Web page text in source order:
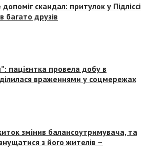
скандал: притулок у Підліссі
багато друзів
пацієнтка провела добу в
враженнями у соцмережах
змінив балансоутримувача, та
з його жителів –